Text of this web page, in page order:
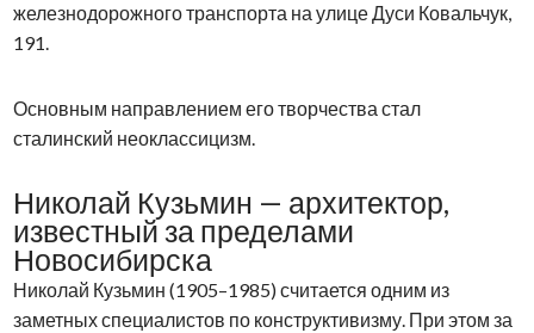
железнодорожного транспорта на улице Дуси Ковальчук,
191.
Основным направлением его творчества стал
сталинский неоклассицизм.
Николай Кузьмин — архитектор,
известный за пределами
Новосибирска
Николай Кузьмин (1905–1985) считается одним из
заметных специалистов по конструктивизму. При этом за